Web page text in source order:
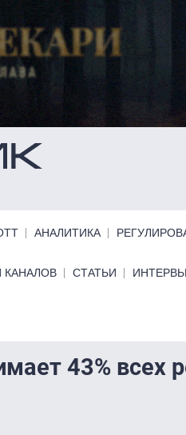
АНАЛИТИКА
КАНАЛОВ СТАТЬИ
43% всех